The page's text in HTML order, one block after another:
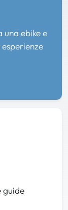
una ebike e
guide